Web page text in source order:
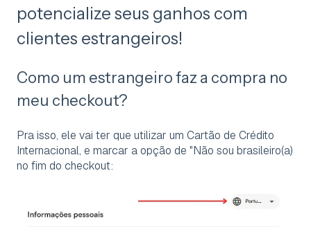
potencialize seus ganhos com
clientes estrangeiros!
Como um estrangeiro faz a compra no
meu checkout?
Pra isso, ele vai ter que utilizar um Cartão de Crédito
Internacional, e marcar a opção de "Não sou brasileiro(a)
no fim do checkout: